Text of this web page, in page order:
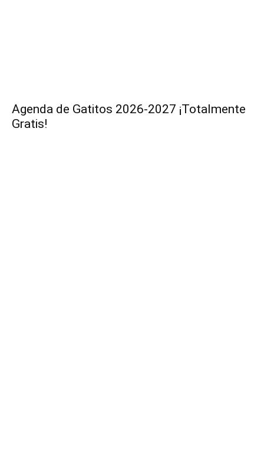
Agenda de Gatitos 2026-2027 ¡Totalmente
Gratis!